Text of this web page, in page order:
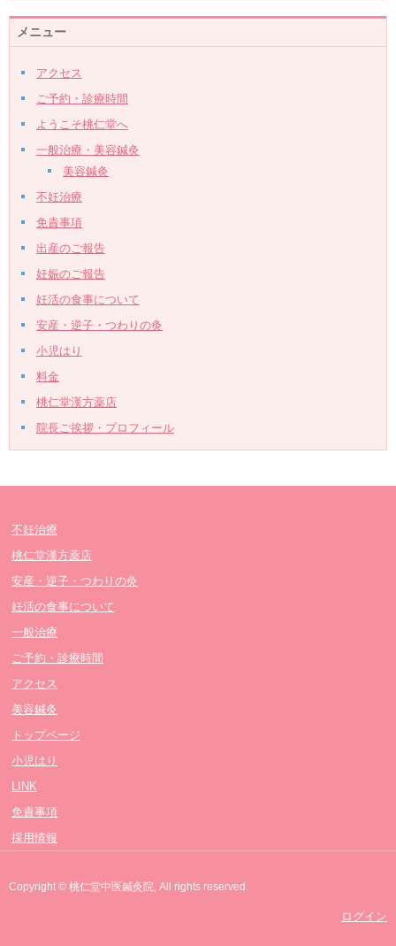
メニュー
アクセス
ご予約・診療時間
ようこそ桃仁堂へ
一般治療・美容鍼灸
美容鍼灸
不妊治療
免責事項
出産のご報告
妊娠のご報告
妊活の食事について
安産・逆子・つわりの灸
小児はり
料金
桃仁堂漢方薬店
院長ご挨拶・プロフィール
不妊治療
桃仁堂漢方薬店
安産・逆子・つわりの灸
妊活の食事について
一般治療
ご予約・診療時間
アクセス
美容鍼灸
トップページ
小児はり
LINK
免責事項
採用情報
Copyright © 桃仁堂中医鍼灸院, All rights reserved.
ログイン